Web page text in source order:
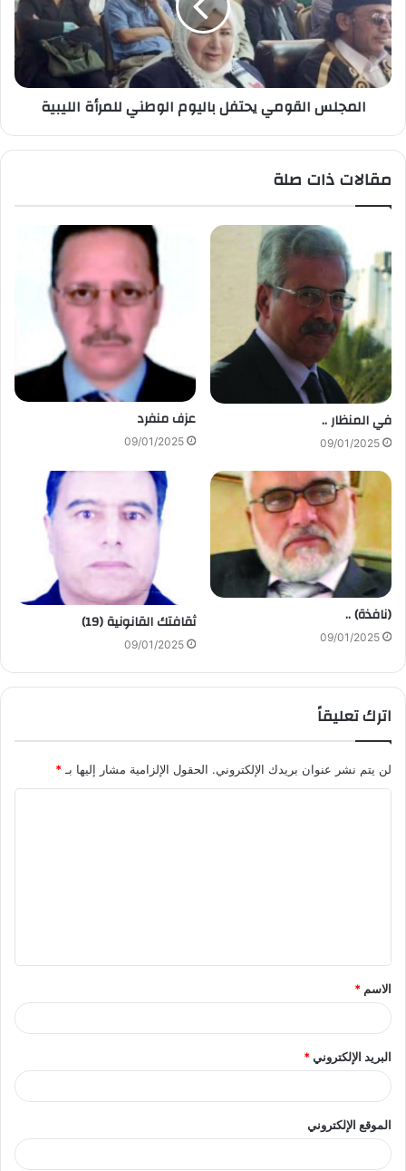
المجلس القومي يحتفل باليوم الوطني للمرأة الليبية
مقالات ذات صلة
في المنظار ..
09/01/2025
عزف منفرد
09/01/2025
(نافذة) ..
09/01/2025
ثقافتك القانونية (19)
09/01/2025
اترك تعليقاً
لن يتم نشر عنوان بريدك الإلكتروني. الحقول الإلزامية مشار إليها بـ *
ق
*
الاسم *
البريد الإلكتروني*
الموقع الإلكتروني